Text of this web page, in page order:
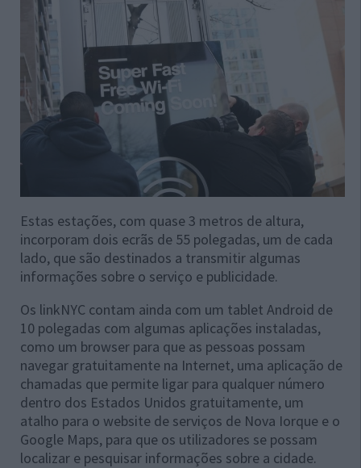
Estas estações, com quase 3 metros de altura,
incorporam dois ecrãs de 55 polegadas, um de cada
lado, que são destinados a transmitir algumas
informações sobre o serviço e publicidade.
Os linkNYC contam ainda com um tablet Android de
10 polegadas com algumas aplicações instaladas,
como um browser para que as pessoas possam
navegar gratuitamente na Internet, uma aplicação de
chamadas que permite ligar para qualquer número
dentro dos Estados Unidos gratuitamente, um
atalho para o website de serviços de Nova Iorque e o
Google Maps, para que os utilizadores se possam
localizar e pesquisar informações sobre a cidade.